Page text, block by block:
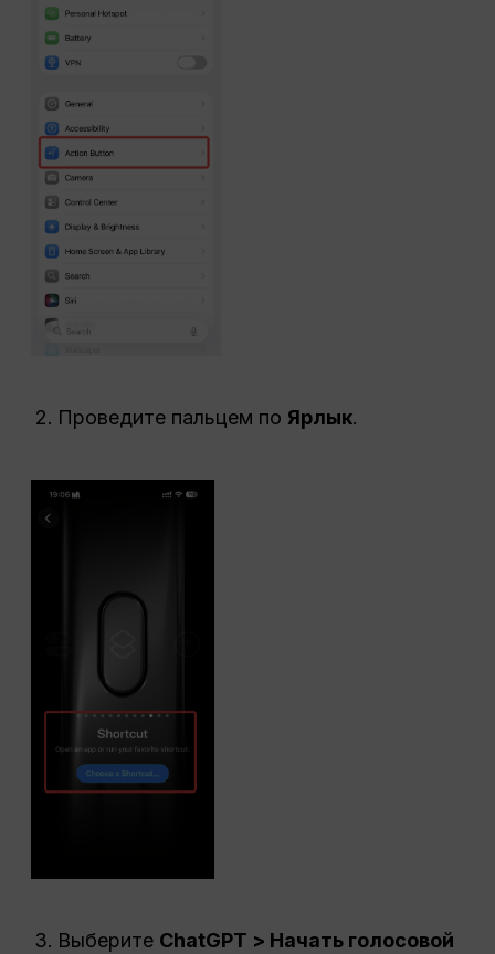
Проведите пальцем по Ярлык.
Выберите ChatGPT > Начать голосовой